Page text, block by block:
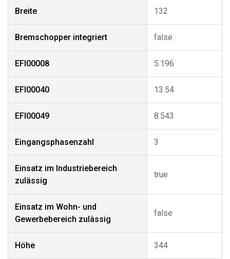
Breite 132
Bremschopper integriert false
EFI00008 5.196
EFI00040 13.54
EFI00049 8.543
Eingangsphasenzahl 3
Einsatz im Industriebereich
zulässig
true
Einsatz im Wohn- und
Gewerbebereich zulässig
false
Höhe 344